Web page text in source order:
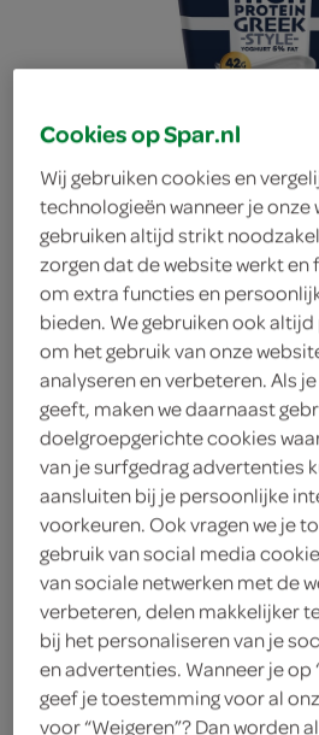
Campina
style high
Campina
2.
45
450 Gram
Let op: aanbiedingen zijn
producten, maar worden
Cookies op Spar.nl
Wij gebruiken cookies en
technologieën wanneer je onze
gebruiken altijd strikt
zorgen dat de website werkt
om extra functies en
bieden. We gebruiken ook
om het gebruik van onze
analyseren en verbeteren. Als
geeft, maken we daarnaast
doelgroepgerichte cookies
van je surfgedrag advertenties
aansluiten bij je persoonlijke
voorkeuren. Ook vragen we je
gebruik van social media
van sociale netwerken met de
verbeteren, delen makkelijker
bij het personaliseren van je
en advertenties. Wanneer je op
geef je toestemming voor al
voor “Weigeren”? Dan worden